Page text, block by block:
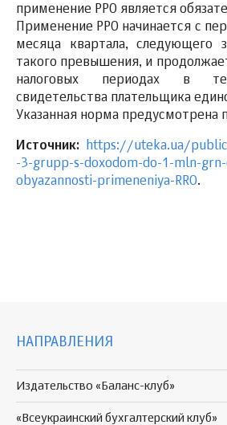
применение РРО является
Применение РРО начинается с
месяца квартала, следующего
такого превышения, и
налоговых периодах в
свидетельства плательщика
Указанная норма предусмотрена
Источник:
https://uteka.ua/
-3-grupp-s-doxodom-do-1-mln-
obyazannosti-primeneniya-RRO.
НАПРАВЛЕНИЯ
Издательство «Баланс-клуб»
«Всеукраинский бухгалтерский клуб»